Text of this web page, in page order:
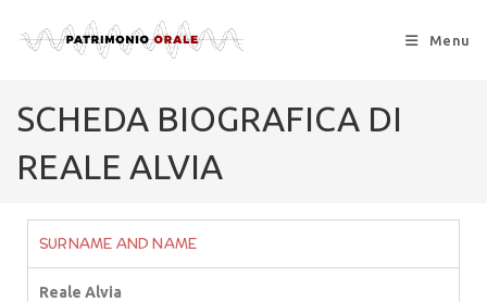
Menu
SCHEDA BIOGRAFICA DI
REALE ALVIA
SURNAME AND NAME
Reale Alvia